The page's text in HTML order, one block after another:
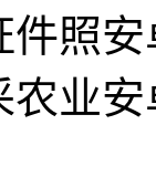
件照
农业